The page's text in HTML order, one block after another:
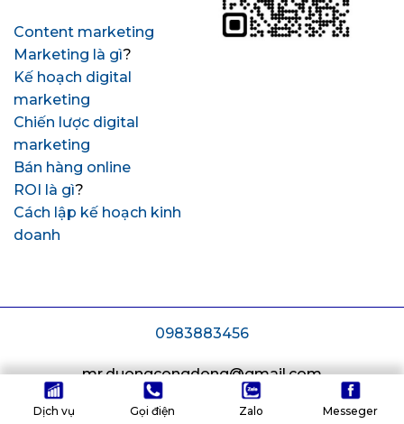
Content marketing
Marketing là gì?
Kế hoạch digital
marketing
Chiến lược digital
marketing
Bán hàng online
ROI là gì?
Cách lập kế hoạch kinh
doanh
0983883456
mr.duongcongdong@gmail.com
24 Lê Lâm, Phường Phú Thạnh, Thành phố Hồ Chí Minh
Dịch vụ Gọi điện Zalo Messeger